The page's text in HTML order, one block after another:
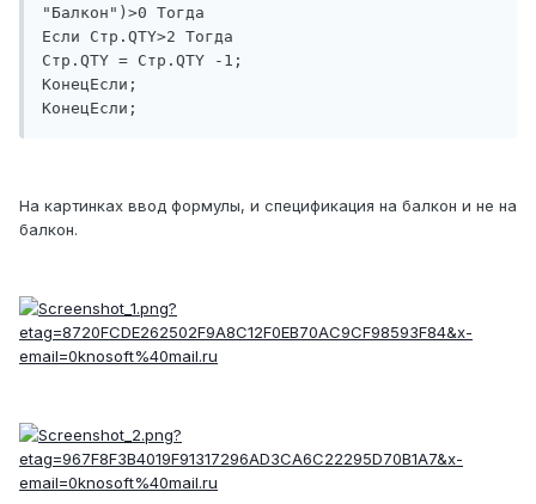
"Балкон")>0 Тогда
Если Стр.QTY>2 Тогда
Стр.QTY = Стр.QTY -1;
КонецЕсли;
КонецЕсли;
На картинках ввод формулы, и спецификация на балкон и не на
балкон.